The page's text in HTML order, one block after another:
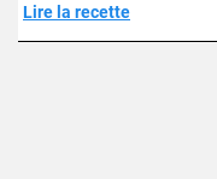
Lire la recette